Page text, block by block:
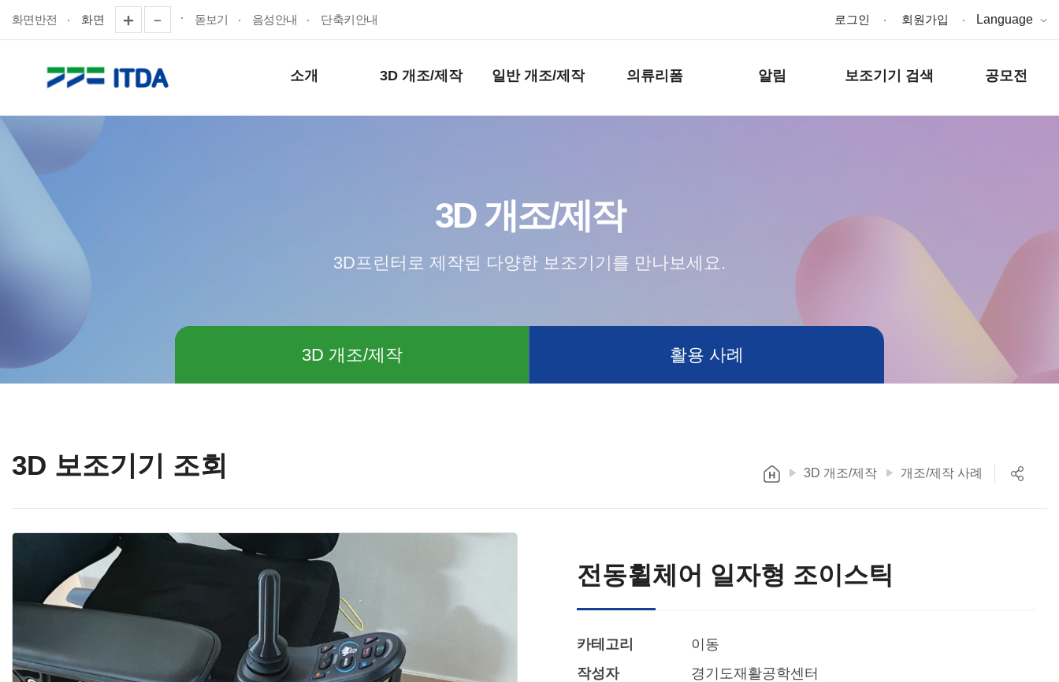
화면반전 화면 돋보기 음성안내 단축키안내 로그인 회원가입 Language
소개 3D 개조/제작 일반 개조/제작 의류리폼 알림 보조기기 검색 공모전
3D 개조/제작
3D프린터로 제작된 다양한 보조기기를 만나보세요.
3D 개조/제작 활용 사례
3D 보조기기 조회 3D 개조/제작 개조/제작 사례
전동휠체어 일자형 조이스틱
카테고리
이동
작성자
경기도재활공학센터